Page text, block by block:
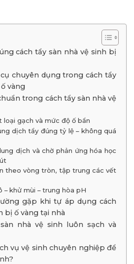
cách tẩy sàn nhà vệ sinh bị
chuyên dụng trong cách tẩy
vàng
trong cách tẩy sàn nhà vệ
loại gạch và mức độ ố bẩn
dịch tẩy đúng tỷ lệ – không quá
dịch và chờ phản ứng hóa học
theo vòng tròn, tập trung các vết
– khử mùi – trung hòa pH
gặp khi tự áp dụng cách
bị ố vàng tại nhà
nhà vệ sinh luôn sạch và
vụ vệ sinh chuyên nghiệp để